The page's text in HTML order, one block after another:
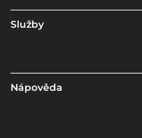
Služby
Nápověda